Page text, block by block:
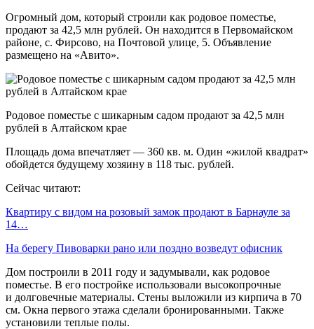
Огромный дом, который строили как родовое поместье,
продают за 42,5 млн рублей. Он находится в Первомайском
районе, с. Фирсово, на Почтовой улице, 5. Объявление
размещено на «Авито».
Родовое поместье с шикарным садом продают за 42,5 млн
рублей в Алтайском крае
Площадь дома впечатляет — 360 кв. м. Один «жилой квадрат»
обойдется будущему хозяину в 118 тыс. рублей.
Сейчас читают:
Квартиру с видом на розовый замок продают в Барнауле за
14…
На берегу Пивоварки рано или поздно возведут офисник
Дом построили в 2011 году и задумывали, как родовое
поместье. В его постройке использовали высокопрочные
и долговечные материалы. Стены выложили из кирпича в 70
см. Окна первого этажа сделали бронированными. Также
установили теплые полы.